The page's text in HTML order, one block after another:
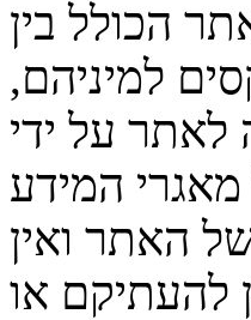
הכולל בין
למיניהם,
לאתר על ידי
המידע
האתר ואין
להעתיקם או